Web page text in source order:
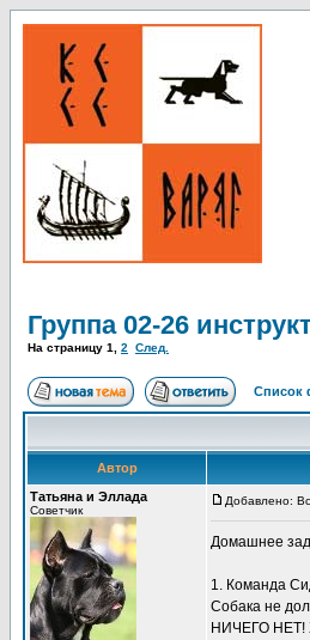
Группа 02-26
На страницу 1 2 След.
Список
Автор
Татьяна и Эллада
Советчик
Добавлено:
Домашнее
1. Команда
Собака не
НИЧЕГО НЕТ!